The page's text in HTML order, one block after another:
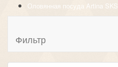
Оловянная посуда Artina SKS
Фильтр